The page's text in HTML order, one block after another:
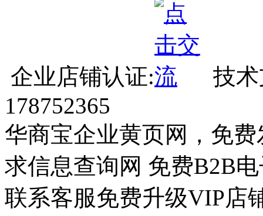
企业店铺认证:
技
178752365
华商宝企业黄页网，免
求信息查询网 免费B2B
联系客服免费升级VIP店